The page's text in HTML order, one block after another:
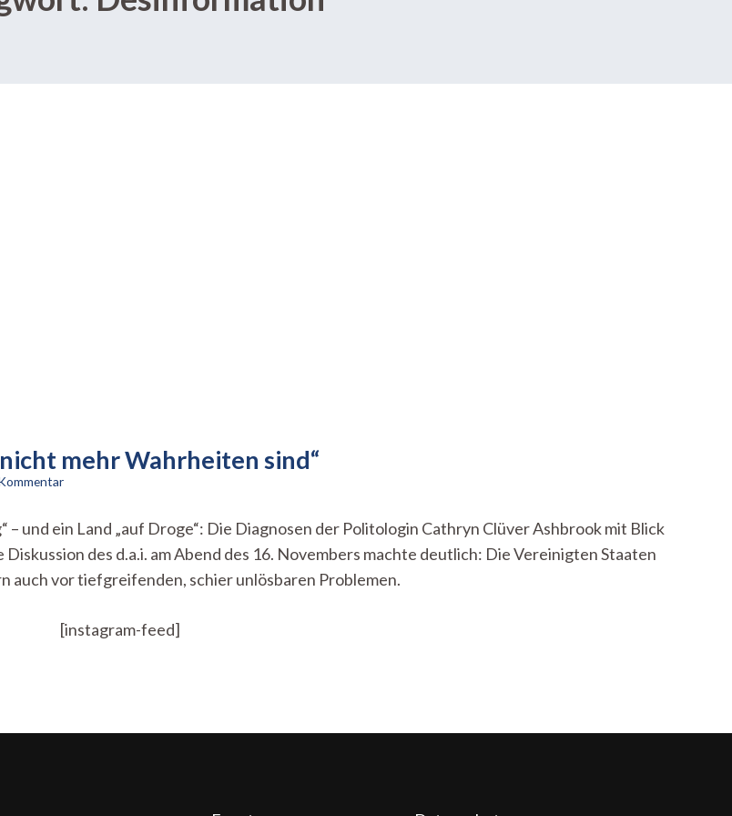
mehr Wahrheiten sind“
zu
der
Wahl:
„Wenn
Wahrheiten
mehr
– und ein Land „auf Droge“: Die Diagnosen der Politologin Cathryn Clüver Ashbrook mit Blick
des d.a.i. am Abend des 16. Novembers machte deutlich: Die Vereinigten Staaten
auch vor tiefgreifenden, schier unlösbaren Problemen.
[instagram-feed]